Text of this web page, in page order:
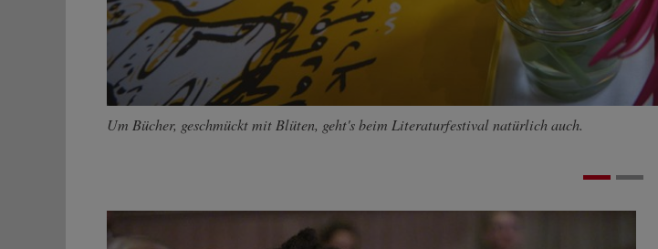
Um Bücher, geschmückt mit Blüten, geht's beim Literaturfestival natürlich auch.